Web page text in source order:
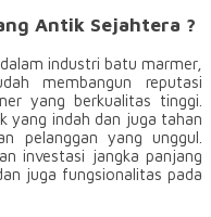
Antik Sejahtera ?
industri batu marmer,
membangun reputasi
yang berkualitas tinggi.
yang indah dan juga tahan
pelanggan yang unggul.
investasi jangka panjang
juga fungsionalitas pada